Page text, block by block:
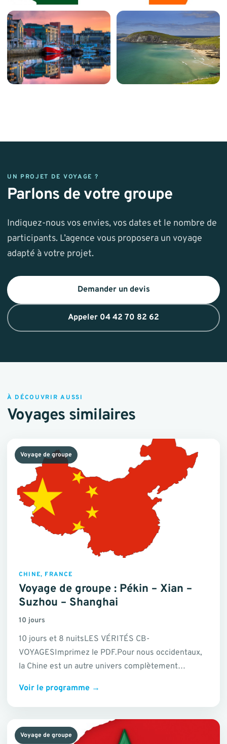
UN PROJET DE VOYAGE ?
Parlons de votre groupe
Indiquez-nous vos envies, vos dates et le nombre de
participants. L’agence vous proposera un voyage
adapté à votre projet.
Demander un devis
Appeler 04 42 70 82 62
À DÉCOUVRIR AUSSI
Voyages similaires
Voyage de groupe
CHINE, FRANCE
Voyage de groupe : Pékin – Xian –
Suzhou – Shanghai
10 jours
10 jours et 8 nuitsLES VÉRITÉS CB-
VOYAGESImprimez le PDF.Pour nous occidentaux,
la Chine est un autre univers complètement
Voir le programme →
Voyage de groupe